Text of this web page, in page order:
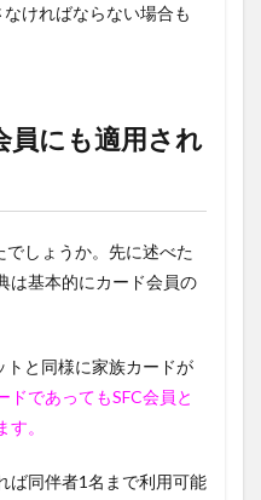
ければならない場合も
員にも適用され
でしょうか。先に述べた
は基本的にカード会員の
トと同様に家族カードが
ドであってもSFC会員と
。
ば同伴者1名まで利用可能